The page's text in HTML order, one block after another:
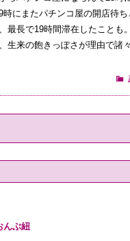
にまたパチンコ屋の開店待
長で19時間滞在したことも。
生来の飽きっぽさが理由で諸
んぶ紐